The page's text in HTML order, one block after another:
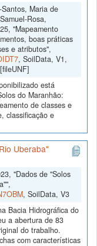
Maria de
Rosa,
"Mapeamento
boas práticas
e atributos",
, SoilData, V1,
está
do Maranhão:
de classes e
classificação e
Uberaba"
"Dados de "Solos
, SoilData, V3
Bacia Hidrográfica do
a abertura de 83
do trabalho.
com características